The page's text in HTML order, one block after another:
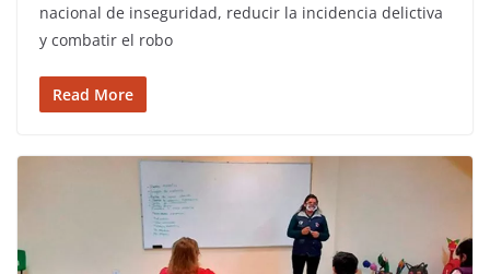
nacional de inseguridad, reducir la incidencia delictiva
y combatir el robo
Read More